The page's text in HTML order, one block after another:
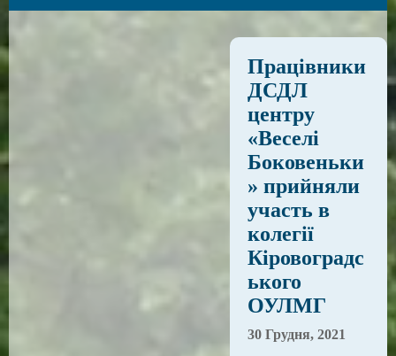
Працівники
ДСДЛ
центру
«Веселі
Боковеньки
» прийняли
участь в
колегії
Кіровоградс
ького
ОУЛМГ
30 Грудня, 2021